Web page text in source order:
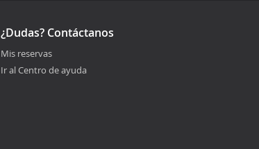
¿Dudas? Contáctanos
Mis reservas
Ir al Centro de ayuda